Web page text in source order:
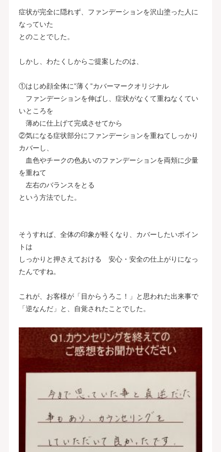
症状が完全に隠れず、ファンデーションを沢山塗った人に
なっていた
とのことでした。
しかし、わたくしからご提案したのは、
①はじめ顔全体に”薄く”カバーマークオリジナル
ファンデーションを伸ばし、症状がなくて重ねなくてい
いところを
薄めに仕上げて完成させてから
②気になる症状部分にファンデーションを重ねてしっかり
カバーし、
血色やチークの色あいのファンデーションを両頬に少量
を重ねて
左右のバランスをとる
という方法でした。
そうすれば、全体の印象が軽くなり、カバーしたいポイン
トは
しっかりと押さえておける 安心・安全の仕上がりになっ
たんですね。
これが、お客様が「目からうろこ！」と思われた出来事で
「逆なんだ」と、自覚されたことでした。